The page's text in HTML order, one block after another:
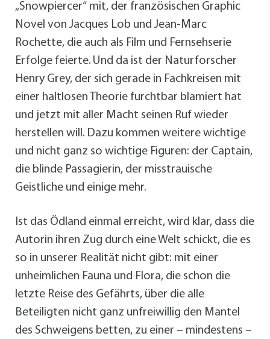
„Snowpiercer“ mit, der französischen Graphic
Novel von Jacques Lob und Jean-Marc
Rochette, die auch als Film und Fernsehserie
Erfolge feierte. Und da ist der Naturforscher
Henry Grey, der sich gerade in Fachkreisen mit
einer haltlosen Theorie furchtbar blamiert hat
und jetzt mit aller Macht seinen Ruf wieder
herstellen will. Dazu kommen weitere wichtige
und nicht ganz so wichtige Figuren: der Captain,
die blinde Passagierin, der misstrauische
Geistliche und einige mehr.
Ist das Ödland einmal erreicht, wird klar, dass die
Autorin ihren Zug durch eine Welt schickt, die es
so in unserer Realität nicht gibt: mit einer
unheimlichen Fauna und Flora, die schon die
letzte Reise des Gefährts, über die alle
Beteiligten nicht ganz unfreiwillig den Mantel
des Schweigens betten, zu einer – mindestens –